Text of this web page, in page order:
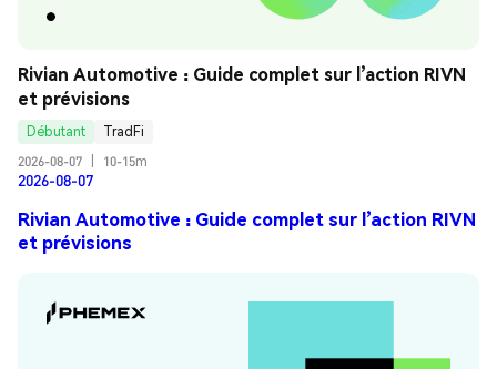
Rivian Automotive : Guide complet sur l’action RIVN
et prévisions
Débutant
TradFi
2026-08-07
10-15m
2026-08-07
Rivian Automotive : Guide complet sur l’action RIVN
et prévisions